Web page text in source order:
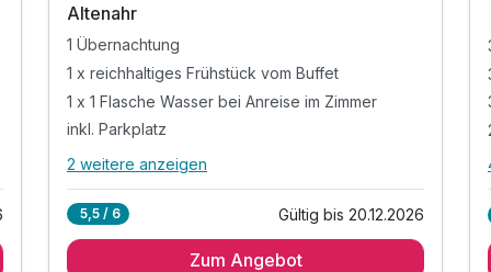
Altenahr
1 Übernachtung
1 x reichhaltiges Frühstück vom Buffet
1 x 1 Flasche Wasser bei Anreise im Zimmer
inkl. Parkplatz
Alle Inklusivleistungen
1 x reichhaltiges Frühstück vom Buffet
2 weitere anzeigen
5,5 / 6 Gültig bis 20.12.2026
Zum Angebot